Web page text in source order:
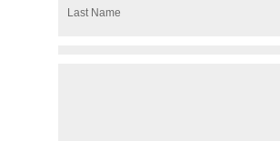
Last Name